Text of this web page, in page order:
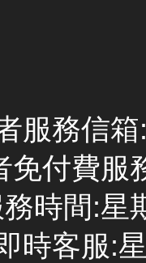
服務信
免付費服
時間:星
時客服: